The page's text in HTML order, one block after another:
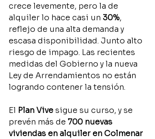
crece levemente, pero la de
alquiler lo hace casi un 30%,
reflejo de una alta demanda y
escasa disponibilidad. Junto alto
riesgo de impago. Las recientes
medidas del Gobierno y la nueva
Ley de Arrendamientos no están
logrando contener la tensión.
El Plan Vive sigue su curso, y se
prevén más de 700 nuevas
viviendas en alquiler en Colmenar